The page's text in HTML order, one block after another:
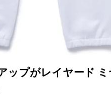
ップがレイヤード